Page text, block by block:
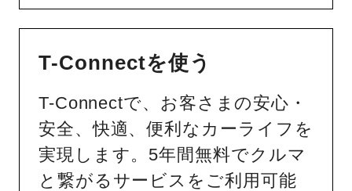
T-Connectを使う
T-Connectで、お客さまの安心・
安全、快適、便利なカーライフを
実現します。5年間無料でクルマ
と繋がるサービスをご利用可能